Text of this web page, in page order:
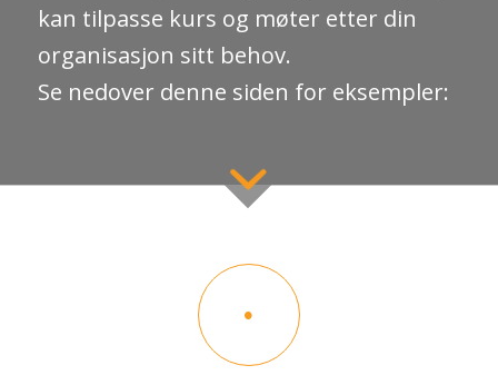
kan tilpasse kurs og møter etter din
organisasjon sitt behov.
Se nedover denne siden for eksempler: